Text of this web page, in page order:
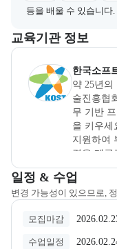
등을 배울 수 있습니다.
이 섹션에서는 부트캠
교육기관 정보
한국소프트웨어기
한국소프
약 25년의
술진흥협
무 기반
을 키우세
지원하여
경을 제공
일정 & 수업
변경 가능성이 있으므로,
교육과정 일정과 모집
모집마감
수업일정